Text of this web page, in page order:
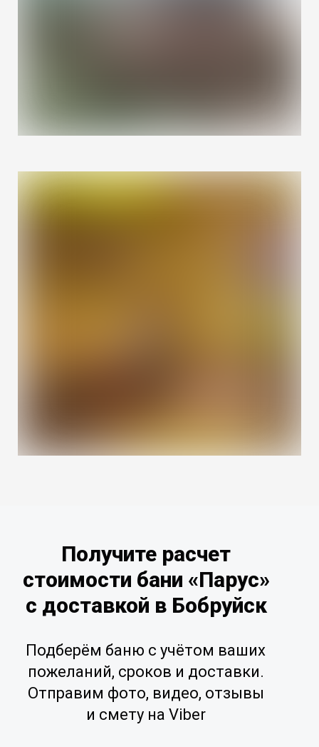
Подберём баню с учётом ваших
пожеланий, сроков и доставки.
Отправим фото, видео, отзывы
и смету на Viber
Получите расчет
стоимости бани «Парус»
с доставкой в Бобруйск